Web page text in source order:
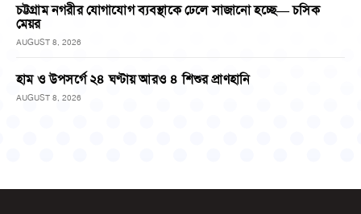
চট্টগ্রাম নগরীর যোগাযোগ ব্যবস্থাকে ঢেলে সাজানো হচ্ছে— চসিক
মেয়র
AUGUST 8, 2026
হাম ও উপসর্গে ২৪ ঘণ্টায় আরও ৪ শিশুর প্রাণহানি
AUGUST 8, 2026